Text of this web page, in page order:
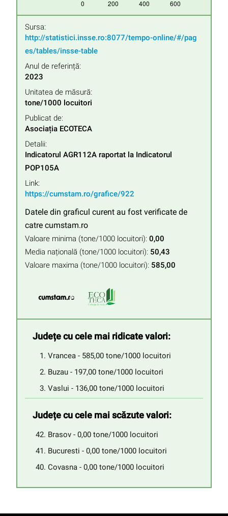
Sursa:
http://statistici.insse.ro:8077/tempo-online/#/pag
es/tables/insse-table
Anul de referință:
2023
Unitatea de măsură:
tone/1000 locuitori
Publicat de:
Asociația ECOTECA
Detalii:
Indicatorul AGR112A raportat la Indicatorul
POP105A
Link:
https://cumstam.ro/grafice/922
Datele din graficul curent au fost verificate de
catre cumstam.ro
Valoare minima (tone/1000 locuitori): 0,00
Media națională (tone/1000 locuitori): 50,43
Valoare maxima (tone/1000 locuitori): 585,00
Județe cu cele mai ridicate valori:
Vrancea - 585,00 tone/1000 locuitori
Buzau - 197,00 tone/1000 locuitori
Vaslui - 136,00 tone/1000 locuitori
Județe cu cele mai scăzute valori:
Brasov - 0,00 tone/1000 locuitori
Bucuresti - 0,00 tone/1000 locuitori
Covasna - 0,00 tone/1000 locuitori